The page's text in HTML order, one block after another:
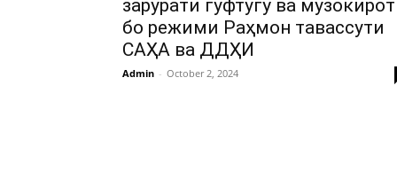
зарурати гуфтугӯ ва музокирот
бо режими Раҳмон тавассути
САҲА ва ДДҲИ
Admin - October 2, 2024